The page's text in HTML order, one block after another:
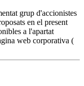
grup d'accionistes
en el present
a l'apartat
web corporativa (